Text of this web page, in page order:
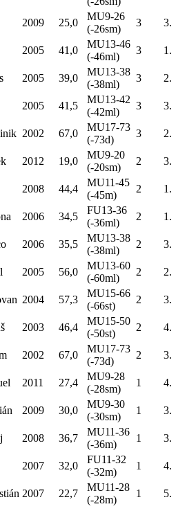
2009 25,0
MU9-26
(-26sm)
3 3.
2005 41,0
MU13-46
(-46ml)
3 1.
2005 39,0
MU13-38
(-38ml)
3 2.
2005 41,5
MU13-42
(-42ml)
3 3.
2002 67,0
MU17-73
(-73d)
3 2.
2012 19,0
MU9-20
(-20sm)
2 3.
2008 44,4
MU11-45
(-45m)
2 1.
2006 34,5
FU13-36
(-36ml)
2 1.
2006 35,5
MU13-38
(-38ml)
2 3.
2005 56,0
MU13-60
(-60ml)
2 2.
2004 57,3
MU15-66
(-66st)
2 3.
2003 46,4
MU15-50
(-50st)
2 4.
2002 67,0
MU17-73
(-73d)
2 3.
2011 27,4
MU9-28
(-28sm)
1 4.
2009 30,0
MU9-30
(-30sm)
1 3.
2008 36,7
MU11-36
(-36m)
1 3.
2007 32,0
FU11-32
(-32m)
1 4.
2007 22,7
MU11-28
(-28m)
1 5.